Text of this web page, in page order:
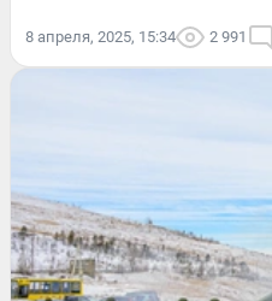
8 апреля, 2025, 15:34 2 991